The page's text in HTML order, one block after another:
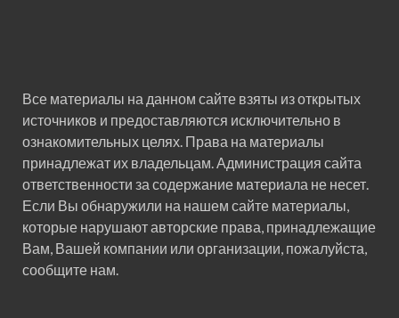
Все материалы на данном сайте взяты из открытых
источников и предоставляются исключительно в
ознакомительных целях. Права на материалы
принадлежат их владельцам. Администрация сайта
ответственности за содержание материала не несет.
Если Вы обнаружили на нашем сайте материалы,
которые нарушают авторские права, принадлежащие
Вам, Вашей компании или организации, пожалуйста,
сообщите нам.